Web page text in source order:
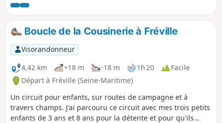
détente et pour qu'ils fassent
connaissance avec une carte.
Boucle de la Cousinerie à Fréville
Visorandonneur
4,42 km
+18 m -18 m 1h 20
Facile
Départ à Fréville (Seine-Maritime)
Un circuit pour enfants, sur routes de campagne et à
travers champs. J'ai parcouru ce circuit avec mes trois petits
enfants de 3 ans et 8 ans pour la détente et pour qu'ils